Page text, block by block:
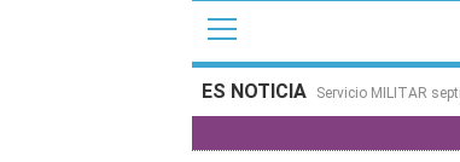
ES NOTICIA Servicio MILITAR